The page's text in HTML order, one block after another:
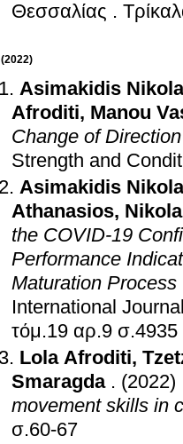
Θεσσαλίας .
(2022)
Asimakidis
Afroditi, Manou
Change of
Strength and
Asimakidis
Athanasios,
the COVID-19
Performance
Maturation
International
τόμ.19 αρ.9 σ.4935
Lola Afroditi,
Smaragda . (2022)
movement skills in
σ.60-67